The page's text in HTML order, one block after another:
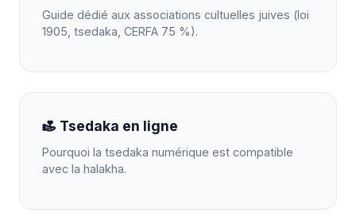
Guide dédié aux associations cultuelles juives (loi
1905, tsedaka, CERFA 75 %).
Tsedaka en ligne
Pourquoi la tsedaka numérique est compatible
avec la halakha.